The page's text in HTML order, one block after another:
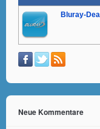
Bluray-
Neue Kommentare